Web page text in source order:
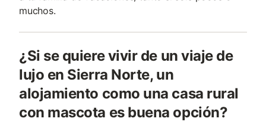
muchos.
¿Si se quiere vivir de un viaje de
lujo en Sierra Norte, un
alojamiento como una casa rural
con mascota es buena opción?